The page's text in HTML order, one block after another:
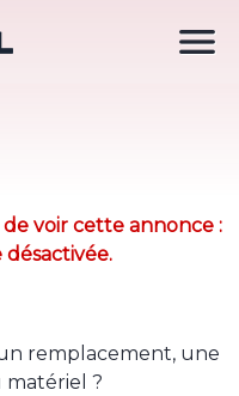
voir cette annonce :
remplacement, une
matériel ?
